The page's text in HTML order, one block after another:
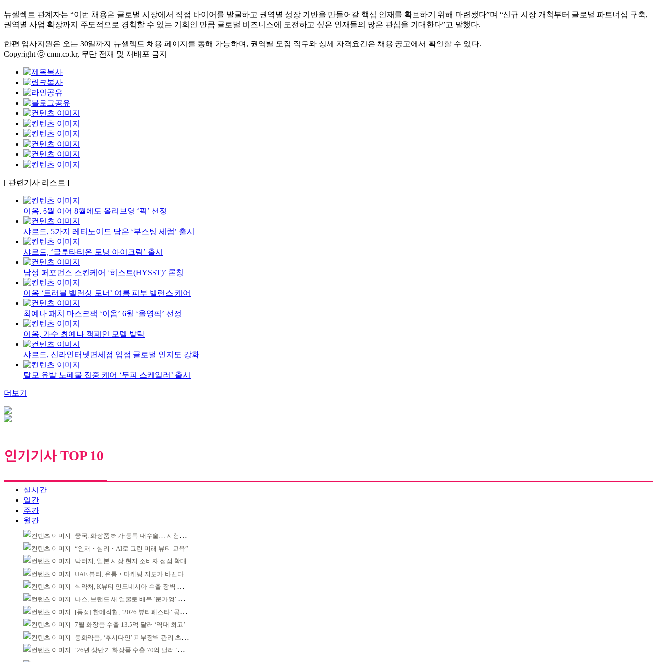
뉴셀렉트 관계자는 “이번 채용은 글로벌 시장에서 직접 바이어를 발굴하고 권역별 성장 기반을 만들어갈 핵심 인재를 확보하기 위해 마련됐다”며 “신규 시장 개척부터 글로벌 파트너십 구축,
권역별 사업 확장까지 주도적으로 경험할 수 있는 기회인 만큼 글로벌 비즈니스에 도전하고 싶은 인재들의 많은 관심을 기대한다”고 말했다.
한편 입사지원은 오는 30일까지 뉴셀렉트 채용 페이지를 통해 가능하며, 권역별 모집 직무와 상세 자격요건은 채용 공고에서 확인할 수 있다.
Copyright ⓒ cmn.co.kr, 무단 전재 및 재배포 금지
[ 관련기사 리스트 ]
이옴, 6월 이어 8월에도 올리브영 ‘픽’ 선정
샤르드, 5가지 레티노이드 담은 ‘부스팅 세럼’ 출시
​​샤르드, ‘글루타티온 토닝 아이크림’ 출시
남성 퍼포먼스 스킨케어 ‘히스트(HYSST)’ 론칭
이옴 ‘트러블 밸런싱 토너’ 여름 피부 밸런스 케어
최예나 패치 마스크팩 ‘이옴’ 6월 ‘올영픽’ 선정
이옴, 가수 최예나 캠페인 모델 발탁
샤르드, 신라인터넷면세점 입점 글로벌 인지도 강화
탈모 유발 노폐물 집중 케어 ‘두피 스케일러’ 출시
더보기
인기기사 TOP 10
실시간
일간
주간
월간
중국, 화장품 허가·등록 대수술… 시험자료 공용 허용
“인재‧심리‧AI로 그린 미래 뷰티 교육”
닥터지, 일본 시장 현지 소비자 접점 확대
UAE 뷰티, 유통‧마케팅 지도가 바뀐다
식약처, K뷰티 인도네시아 수출 장벽 완화 성과
나스, 브랜드 새 얼굴로 배우 ‘문가영’ 발탁
[동정] 한메직협, ‘2026 뷰티페스타’ 공동 주최
7월 화장품 수출 13.5억 달러 ‘역대 최고’
동화약품, ‘후시다인’ 피부장벽 관리 초점 ‘리브랜딩’
’26년 상반기 화장품 수출 70억 달러 ‘역대 최고’